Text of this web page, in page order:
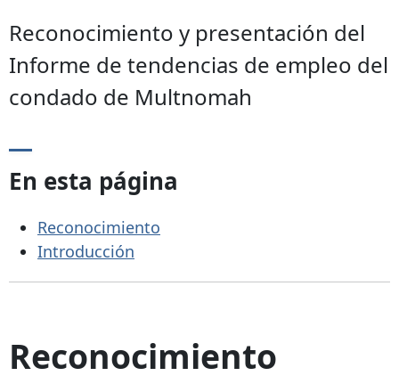
Reconocimiento y presentación del
Informe de tendencias de empleo del
condado de Multnomah
En esta página
Reconocimiento
Introducción
Reconocimiento